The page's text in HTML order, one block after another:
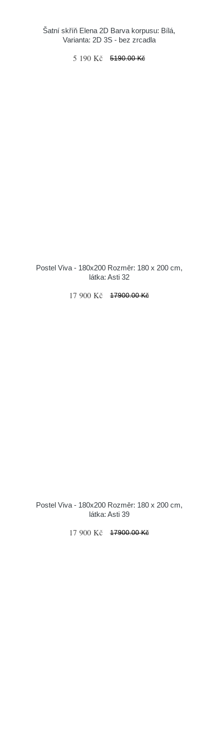
Šatní skříň Elena 2D Barva korpusu: Bílá,
Varianta: 2D 3S - bez zrcadla
5 190 Kč 5190.00 Kč
Postel Viva - 180x200 Rozměr: 180 x 200 cm,
látka: Asti 32
17 900 Kč 17900.00 Kč
Postel Viva - 180x200 Rozměr: 180 x 200 cm,
látka: Asti 39
17 900 Kč 17900.00 Kč